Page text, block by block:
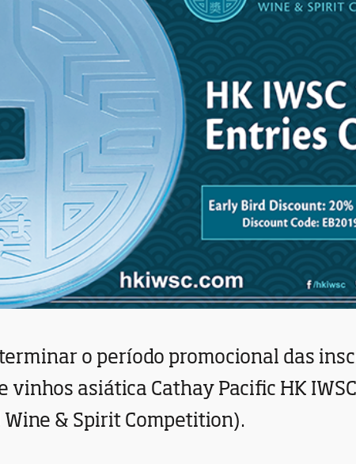
o período promocional das
vinhos asiática Cathay Pacific HK
& Spirit Competition).